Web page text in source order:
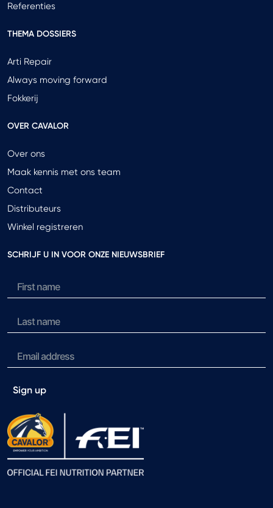
Referenties
THEMA DOSSIERS
Arti Repair
Always moving forward
Fokkerij
OVER CAVALOR
Over ons
Maak kennis met ons team
Contact
Distributeurs
Winkel registreren
SCHRIJF U IN VOOR ONZE NIEUWSBRIEF
Sign up